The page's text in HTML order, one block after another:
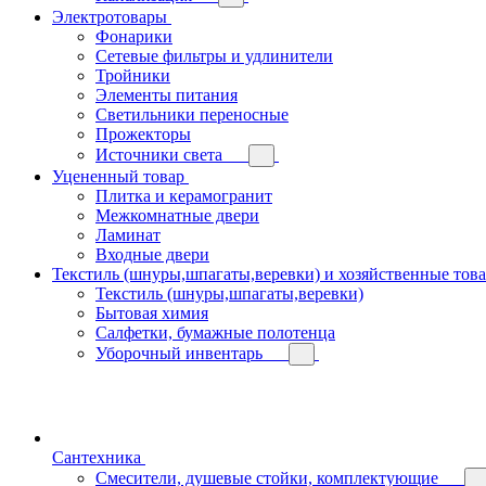
Электротовары
Фонарики
Сетевые фильтры и удлинители
Тройники
Элементы питания
Светильники переносные
Прожекторы
Источники света
Уцененный товар
Плитка и керамогранит
Межкомнатные двери
Ламинат
Входные двери
Текстиль (шнуры,шпагаты,веревки) и хозяйственные
Текстиль (шнуры,шпагаты,веревки)
Бытовая химия
Салфетки, бумажные полотенца
Уборочный инвентарь
Сантехника
Смесители, душевые стойки, комплектующие